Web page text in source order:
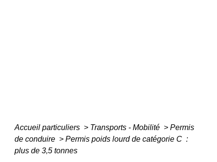
Accueil particuliers > Transports - Mobilité > Permis
de conduire > Permis poids lourd de catégorie C :
plus de 3,5 tonnes